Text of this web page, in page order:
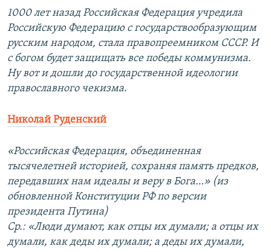
1000 лет назад Российская Федерация учредила
Российскую Федерацию с государствообразующим
русским народом, стала правопреемником СССР. И
с богом будет защищать все победы коммунизма.
Ну вот и дошли до государственной идеологии
православного чекизма.
Николай Руденский
«Российская Федерация, объединенная
тысячелетней историей, сохраняя память предков,
передавших нам идеалы и веру в Бога…» (из
обновленной Конституции РФ по версии
президента Путина)
Ср.: «Люди думают, как отцы их думали; а отцы их
думали, как деды их думали; а деды их думали,